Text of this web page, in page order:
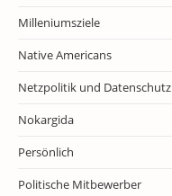
Milleniumsziele
Native Americans
Netzpolitik und Datenschutz
Nokargida
Persönlich
Politische Mitbewerber